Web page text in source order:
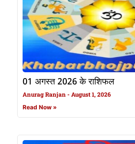
01 अगस्त 2026 के राशिफल
Anurag Ranjan August 1, 2026
Read Now »